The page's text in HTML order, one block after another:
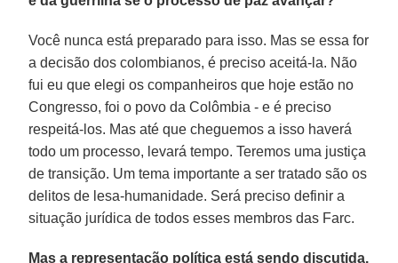
Você nunca está preparado para isso. Mas se essa for
a decisão dos colombianos, é preciso aceitá-la. Não
fui eu que elegi os companheiros que hoje estão no
Congresso, foi o povo da Colômbia - e é preciso
respeitá-los. Mas até que cheguemos a isso haverá
todo um processo, levará tempo. Teremos uma justiça
de transição. Um tema importante a ser tratado são os
delitos de lesa-humanidade. Será preciso definir a
situação jurídica de todos esses membros das Farc.
Mas a representação política está sendo discutida.